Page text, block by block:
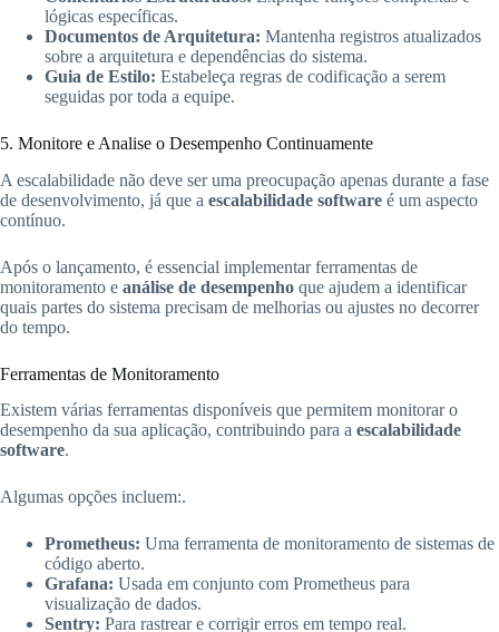
lógicas específicas.
Documentos de Arquitetura: Mantenha registros atualizados
sobre a arquitetura e dependências do sistema.
Guia de Estilo: Estabeleça regras de codificação a serem
seguidas por toda a equipe.
5. Monitore e Analise o Desempenho Continuamente
A escalabilidade não deve ser uma preocupação apenas durante a fase
de desenvolvimento, já que a escalabilidade software é um aspecto
contínuo.
Após o lançamento, é essencial implementar ferramentas de
monitoramento e análise de desempenho que ajudem a identificar
quais partes do sistema precisam de melhorias ou ajustes no decorrer
do tempo.
Ferramentas de Monitoramento
Existem várias ferramentas disponíveis que permitem monitorar o
desempenho da sua aplicação, contribuindo para a escalabilidade
software.
Algumas opções incluem:.
Prometheus: Uma ferramenta de monitoramento de sistemas de
código aberto.
Grafana: Usada em conjunto com Prometheus para
visualização de dados.
Sentry: Para rastrear e corrigir erros em tempo real.